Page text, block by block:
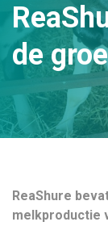
de
ReaShure
melkproductie